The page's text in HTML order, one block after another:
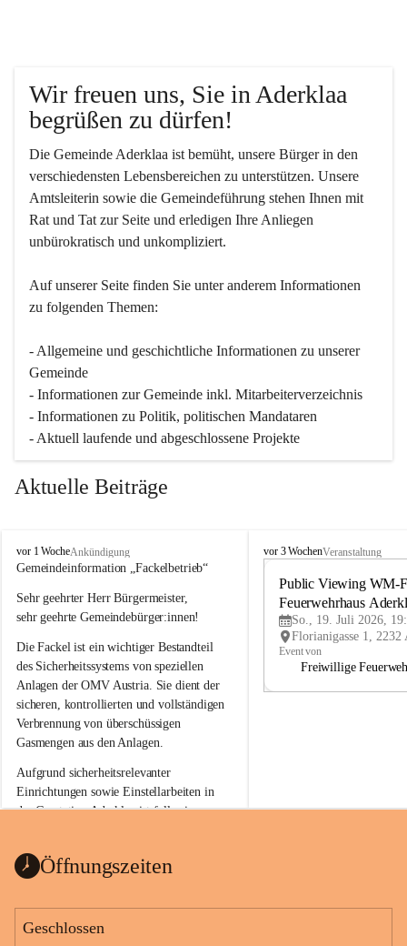
Wir freuen uns, Sie in Aderklaa
begrüßen zu dürfen!
Die Gemeinde Aderklaa ist bemüht, unsere Bürger in den
verschiedensten Lebensbereichen zu unterstützen. Unsere
Amtsleiterin sowie die Gemeindeführung stehen Ihnen mit
Rat und Tat zur Seite und erledigen Ihre Anliegen
unbürokratisch und unkompliziert.
Auf unserer Seite finden Sie un­ter an­de­rem Informationen
zu folgenden Themen:
- Allgemeine und geschichtliche Informationen zu unserer
Gemeinde
- Informationen zur Gemeinde inkl. Mitarbeiterverzeichnis
- Informationen zu Politik, politischen Mandataren
- Aktuell laufende und abgeschlossene Projekte
Aktuelle Beiträge
A
d
r
k
a
a
vor 1 WocheAnkündigung
Gemeindeinformation „Fackelbetrieb“
Sehr geehrter Herr Bürgermeister,
sehr geehrte Gemeindebürger:innen!
Die Fackel ist ein wichtiger Bestandteil
des Sicherheitssystems von speziellen
Anlagen der OMV Austria. Sie dient der
sicheren, kontrollierten und vollständigen
Verbrennung von überschüssigen
Gasmengen aus den Anlagen.
Aufgrund sicherheitsrelevanter
Einrichtungen sowie Einstellarbeiten in
der Gasstation Aderklaa ist fallweise
kommenden Tagen und Wochen wird
sein.
Die OMV Austria ist bemüht, für die
A
vor 3 WochenVeranstaltung
Public Viewing WM-
Feuerwehrhaus
So., 19. Juli 2026,
Event von
Freiwillige
Öffnungszeiten
Geschlossen